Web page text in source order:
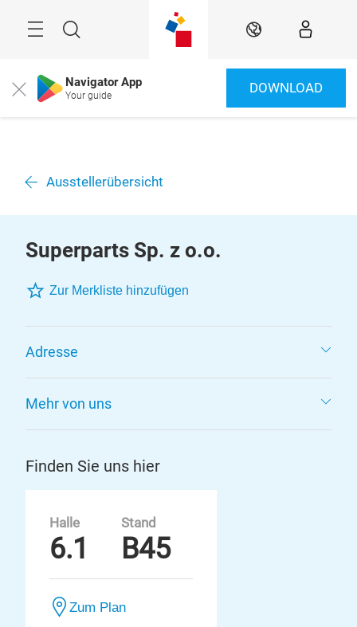
Suche DE
Close Navigator App
Your guide DOWNLOAD
Ausstellerübersicht
Superparts Sp. z o.o.
Zur Merkliste hinzufügen
Adresse
Mehr von uns
Finden Sie uns hier
Halle
6.1
Stand
B45
Zum Plan